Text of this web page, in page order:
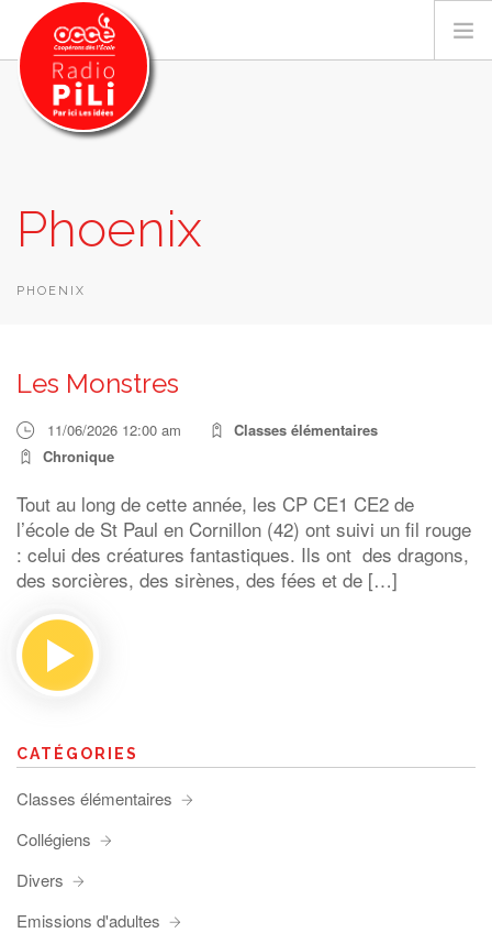
GRILLE DES PROGRAMMES
EMISSIONS / PODCASTS
RECHERCHER
Phoenix
PHOENIX
Les Monstres
11/06/2026 12:00 am
Classes élémentaires
Chronique
Tout au long de cette année, les CP CE1 CE2 de
l’école de St Paul en Cornillon (42) ont suivi un fil rouge
: celui des créatures fantastiques. Ils ont des dragons,
des sorcières, des sirènes, des fées et de […]
CATÉGORIES
Classes élémentaires
Collégiens
Divers
Emissions d'adultes